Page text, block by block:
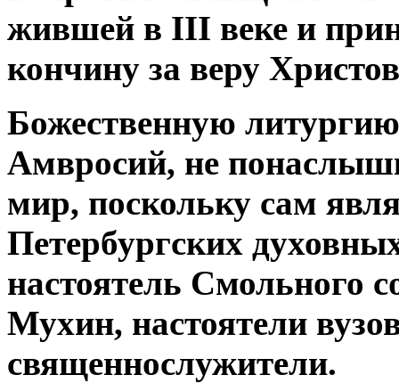
жившей в III веке и
кончину за веру
Божественную
Амвросий, не
мир, поскольку сам
Петербургских
настоятель Смольного
Мухин, настоятели
священнослужители.